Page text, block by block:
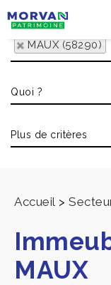
MAUX (58290)
Accueil >
MAUX